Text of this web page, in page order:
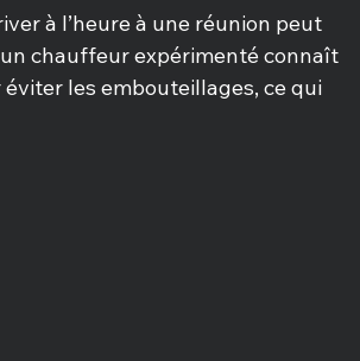
à l’heure à une réunion peut
chauffeur expérimenté connaît
les embouteillages, ce qui